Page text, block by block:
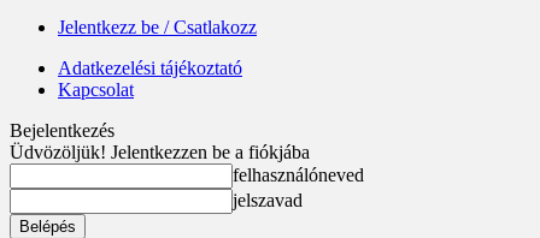
Jelentkezz be / Csatlakozz
Adatkezelési tájékoztató
Kapcsolat
Bejelentkezés
Üdvözöljük! Jelentkezzen be a fiókjába
felhasználóneved
jelszavad